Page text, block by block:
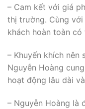
– Cam kết với giá
thị trường. Cùng với
khách hoàn toàn
– Khuyến khích nên
Nguyễn Hoàng
hoạt động lâu dài
– Nguyễn Hoàng là